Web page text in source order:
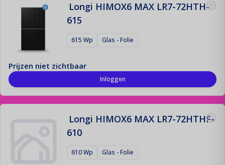
Longi HIMOX6 MAX LR7-72HTH-
615
615 Wp Glas - Folie
Prijzen niet zichtbaar
Inloggen
Longi HIMOX6 MAX LR7-72HTHF-
610
610 Wp Glas - Folie